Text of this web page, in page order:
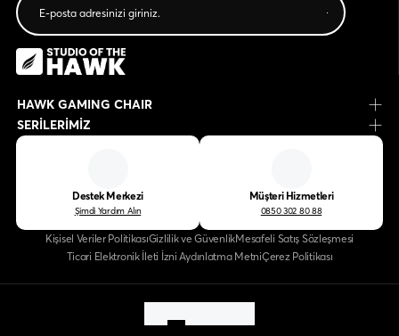
HAWK GAMING CHAIR
SERİLERİMİZ
Destek Merkezi
Şimdi Yardım Alın
Müşteri Hizmetleri
0850 302 80 88
Kişisel Veriler PolitikasıGizlilik ve GüvenlikMesafeli Satış Sözleşmesi
Ticari Elektronik İleti İzni Aydınlatma MetniÇerez Politikası